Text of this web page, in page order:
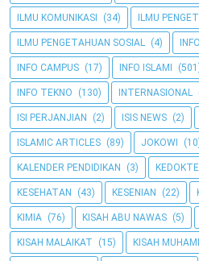
ILMU KOMUNIKASI (34) ILMU
ILMU PENGETAHUAN SOSIAL (4)
INFO CAMPUS (17) INFO ISLAMI
INFO TEKNO (130) INTERNASIONAL
ISI PERJANJIAN (2) ISIS NEWS (2)
ISLAMIC ARTICLES (89) JOKOWI
KALENDER PENDIDIKAN (3)
KESEHATAN (43) KESENIAN (22)
KIMIA (76) KISAH ABU NAWAS (5)
KISAH MALAIKAT (15) KISAH